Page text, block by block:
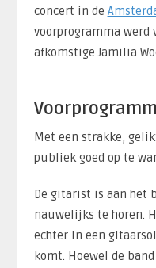
concert in de
voorprogramma werd
afkomstige Jamilia
Met een strakke,
publiek goed op te
De gitarist is aan het
nauwelijks te horen.
echter in een
komt. Hoewel de